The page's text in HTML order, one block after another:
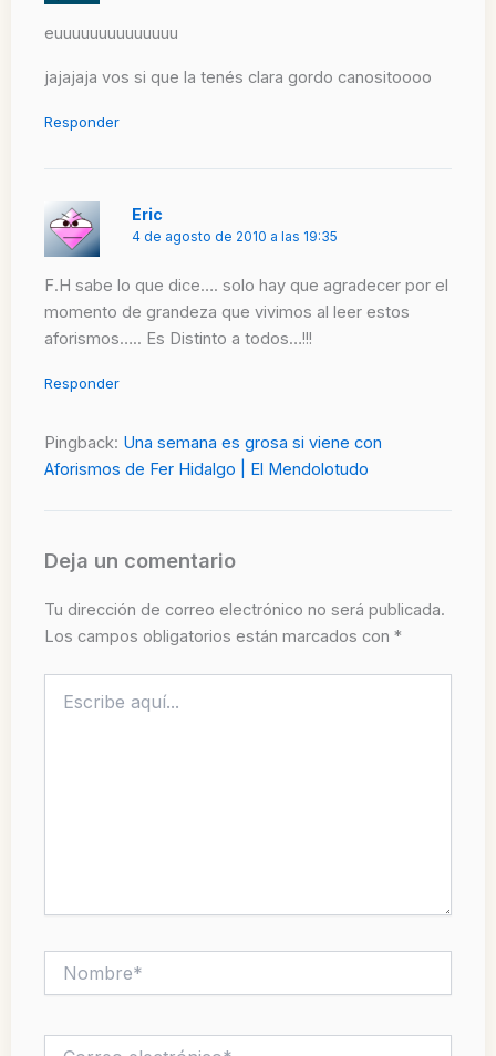
euuuuuuuuuuuuuu
jajajaja vos si que la tenés clara gordo canositoooo
Responder
Eric
4 de agosto de 2010 a las 19:35
F.H sabe lo que dice…. solo hay que agradecer por el
momento de grandeza que vivimos al leer estos
aforismos….. Es Distinto a todos…!!!
Responder
Pingback: Una semana es grosa si viene con
Aforismos de Fer Hidalgo | El Mendolotudo
Deja un comentario
Tu dirección de correo electrónico no será publicada.
Los campos obligatorios están marcados con *
aquí...